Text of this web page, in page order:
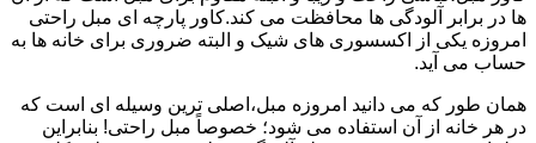
ها در برابر آلودگی ها محافظت می کند.کاور پارچه ای مبل راحتی
امروزه یکی از اکسسوری های شیک و البته ضروری برای خانه ها به
حساب می آید.
همان طور که می دانید امروزه مبل،اصلی ترین وسیله ای است که
در هر خانه از آن استفاده می شود؛ خصوصاً مبل راحتی! بنابراین